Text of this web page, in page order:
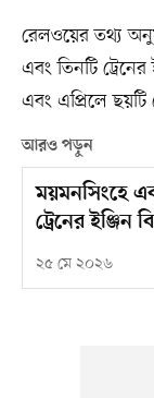
রেলওয়ের তথ্য
এবং তিনটি
এবং এপ্রিলে ছয়টি
আরও পড়ুন
ময়মনসিংহে
ট্রেনের ইঞ্জিন
২৫ মে ২০২৬